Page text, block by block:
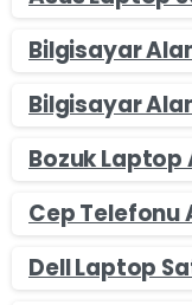
Bilgisayar
Bilgisayar
Bozuk Laptop
Cep Telefonu
Dell Laptop